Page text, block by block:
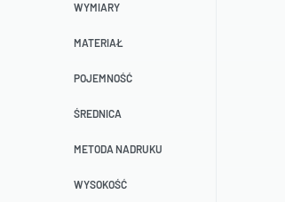
WYMIARY
MATERIAŁ
POJEMNOŚĆ
ŚREDNICA
METODA NADRUKU
WYSOKOŚĆ